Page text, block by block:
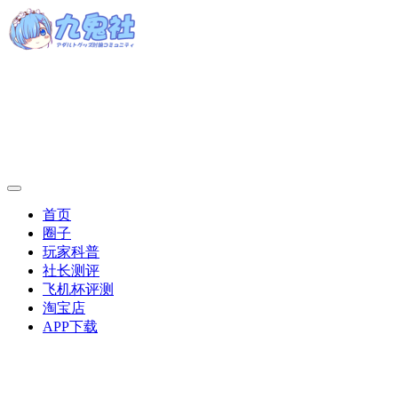
首页
圈子
玩家科普
社长测评
飞机杯评测
淘宝店
APP下载